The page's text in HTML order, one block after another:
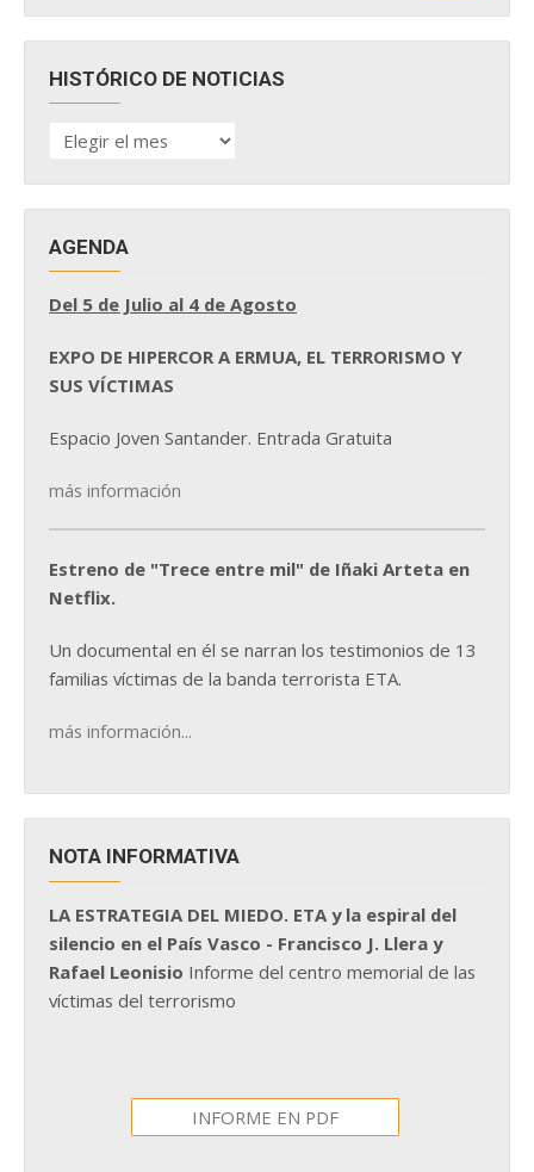
HISTÓRICO DE NOTICIAS
HISTÓRICO
DE
AGENDA
Del 5 de Julio al 4 de Agosto
EXPO DE HIPERCOR A ERMUA, EL TERRORISMO Y
SUS VÍCTIMAS
Espacio Joven Santander. Entrada Gratuita
más información
Estreno de "Trece entre mil" de Iñaki Arteta en
Netflix.
Un documental en él se narran los testimonios de 13
familias víctimas de la banda terrorista ETA.
más información...
NOTA INFORMATIVA
LA ESTRATEGIA DEL MIEDO. ETA y la espiral del
silencio en el País Vasco - Francisco J. Llera y
Rafael Leonisio Informe del centro memorial de las
víctimas del terrorismo
INFORME EN PDF